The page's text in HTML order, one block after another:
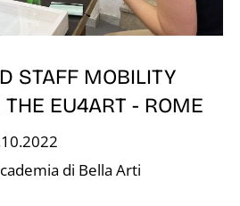
STAFF MOBILITY
EU4ART - ROME
di Bella Arti